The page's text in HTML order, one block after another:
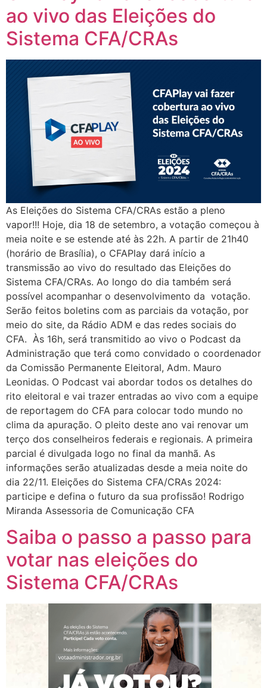
ao vivo das Eleições do
Sistema CFA/CRAs
As Eleições do Sistema CFA/CRAs estão a pleno
vapor!!! Hoje, dia 18 de setembro, a votação começou à
meia noite e se estende até às 22h. A partir de 21h40
(horário de Brasília), o CFAPlay dará início a
transmissão ao vivo do resultado das Eleições do
Sistema CFA/CRAs. Ao longo do dia também será
possível acompanhar o desenvolvimento da votação.
Serão feitos boletins com as parciais da votação, por
meio do site, da Rádio ADM e das redes sociais do
CFA. Às 16h, será transmitido ao vivo o Podcast da
Administração que terá como convidado o coordenador
da Comissão Permanente Eleitoral, Adm. Mauro
Leonidas. O Podcast vai abordar todos os detalhes do
rito eleitoral e vai trazer entradas ao vivo com a equipe
de reportagem do CFA para colocar todo mundo no
clima da apuração. O pleito deste ano vai renovar um
terço dos conselheiros federais e regionais. A primeira
parcial é divulgada logo no final da manhã. As
informações serão atualizadas desde a meia noite do
dia 22/11. Eleições do Sistema CFA/CRAs 2024:
participe e defina o futuro da sua profissão! Rodrigo
Miranda Assessoria de Comunicação CFA
Saiba o passo a passo para
votar nas eleições do
Sistema CFA/CRAs